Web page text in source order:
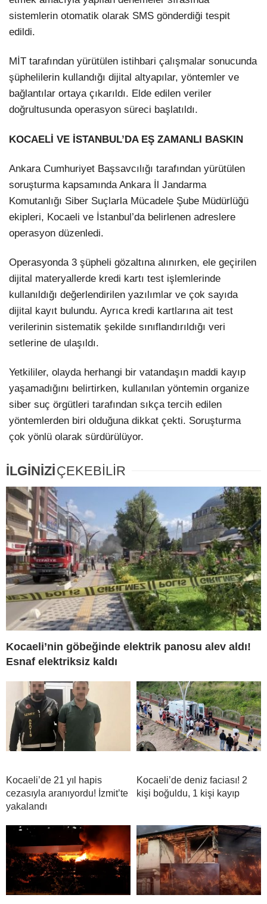
sistemlerin otomatik olarak SMS gönderdiği tespit
edildi.
MİT tarafından yürütülen istihbari çalışmalar sonucunda
şüphelilerin kullandığı dijital altyapılar, yöntemler ve
bağlantılar ortaya çıkarıldı. Elde edilen veriler
doğrultusunda operasyon süreci başlatıldı.
KOCAELİ VE İSTANBUL’DA EŞ ZAMANLI BASKIN
Ankara Cumhuriyet Başsavcılığı tarafından yürütülen
soruşturma kapsamında Ankara İl Jandarma
Komutanlığı Siber Suçlarla Mücadele Şube Müdürlüğü
ekipleri, Kocaeli ve İstanbul’da belirlenen adreslere
operasyon düzenledi.
Operasyonda 3 şüpheli gözaltına alınırken, ele geçirilen
dijital materyallerde kredi kartı test işlemlerinde
kullanıldığı değerlendirilen yazılımlar ve çok sayıda
dijital kayıt bulundu. Ayrıca kredi kartlarına ait test
verilerinin sistematik şekilde sınıflandırıldığı veri
setlerine de ulaşıldı.
Yetkililer, olayda herhangi bir vatandaşın maddi kayıp
yaşamadığını belirtirken, kullanılan yöntemin organize
siber suç örgütleri tarafından sıkça tercih edilen
yöntemlerden biri olduğuna dikkat çekti. Soruşturma
çok yönlü olarak sürdürülüyor.
İLGİNİZİÇEKEBİLİR
Kocaeli’nin göbeğinde elektrik panosu alev aldı!
Esnaf elektriksiz kaldı
Kocaeli’de 21 yıl hapis
cezasıyla aranıyordu! İzmit’te
yakalandı
Kocaeli’de deniz faciası! 2
kişi boğuldu, 1 kişi kayıp